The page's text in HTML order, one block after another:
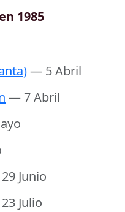
1985
— 5 Abril
— 7 Abril
Junio
Julio